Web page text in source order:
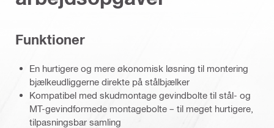
Funktioner
En hurtigere og mere økonomisk løsning til montering
bjælkeudliggerne direkte på stålbjælker
Kompatibel med skudmontage gevindbolte til stål- og
MT-gevindformede montagebolte – til meget hurtigere,
tilpasningsbar samling